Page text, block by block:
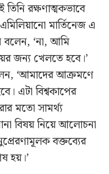
রক্ষণাত্মকভাবে
মার্তিনেজ এ
বলেন, ‘না, আমি
জন্য খেলতে হবে।’
‘আমাদের আক্রমণে
এটা বিশ্বকাপের
মতো সামর্থ্য
বিষয় নিয়ে আলোচনা
বক্তব্যের
হয়।’